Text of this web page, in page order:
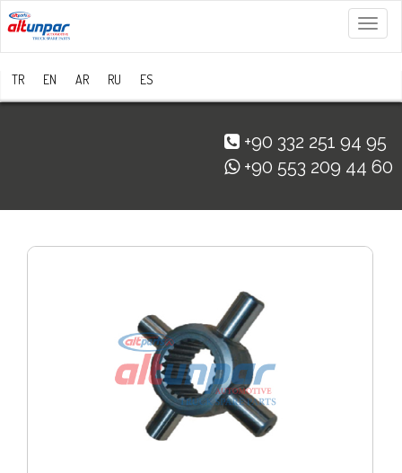
Menü
TR EN AR RU ES
+90 332 251 94 95
+90 553 209 44 60